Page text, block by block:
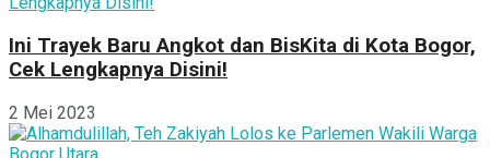
Ini Trayek Baru Angkot dan BisKita di Kota Bogor,
Cek Lengkapnya Disini!
2 Mei 2023